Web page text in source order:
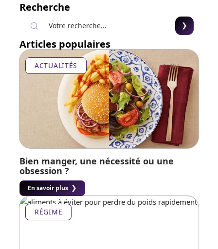
Recherche
Articles populaires
ACTUALITÉS
Bien manger, une nécessité ou une
obsession ?
En savoir plus
RÉGIME